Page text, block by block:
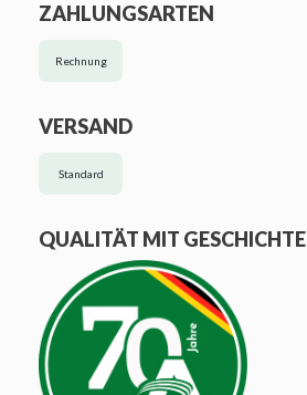
ZAHLUNGSARTEN
Rechnung
VERSAND
Standard
QUALITÄT MIT GESCHICHTE